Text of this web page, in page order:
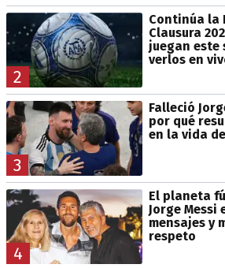
2
Continúa la
Clausura
juegan este
verlos en
3
Falleció
por qué
en la vida
4
El planeta
Jorge Messi
mensajes y
respeto